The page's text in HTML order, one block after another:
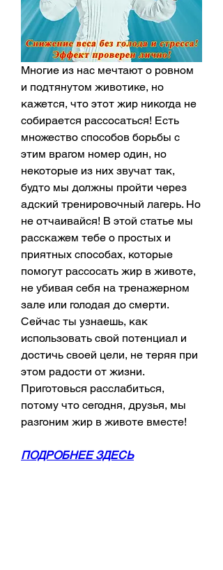
Многие из нас мечтают о ровном
и подтянутом животике, но
кажется, что этот жир никогда не
собирается рассосаться! Есть
множество способов борьбы с
этим врагом номер один, но
некоторые из них звучат так,
будто мы должны пройти через
адский тренировочный лагерь. Но
не отчаивайся! В этой статье мы
расскажем тебе о простых и
приятных способах, которые
помогут рассосать жир в животе,
не убивая себя на тренажерном
зале или голодая до смерти.
Сейчас ты узнаешь, как
использовать свой потенциал и
достичь своей цели, не теряя при
этом радости от жизни.
Приготовься расслабиться,
потому что сегодня, друзья, мы
разгоним жир в животе вместе!
ПОДРОБНЕЕ ЗДЕСЬ